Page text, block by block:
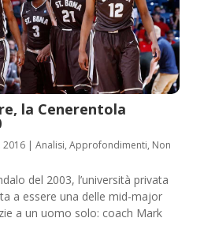
la Cenerentola
2016| Analisi, Approfondimenti, Non
del 2003, l’università privata
a essere una delle mid-major
a un uomo solo: coach Mark